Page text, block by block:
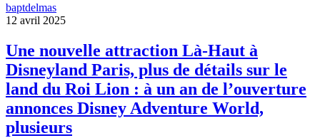
baptdelmas
12 avril 2025
Une nouvelle attraction Là-Haut à
Disneyland Paris, plus de détails sur le
land du Roi Lion : à un an de l’ouverture
annonces Disney Adventure World,
plusieurs